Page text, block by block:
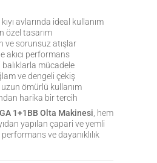
avlarında ideal kullanım
özel tasarım
ve sorunsuz atışlar
akıcı performans
mücadele
ve dengeli çekiş
ömürlü kullanım
harika bir tercih
1+1BB Olta Makinesi, hem
yapılan çapari ve yemli
ve dayanıklılık